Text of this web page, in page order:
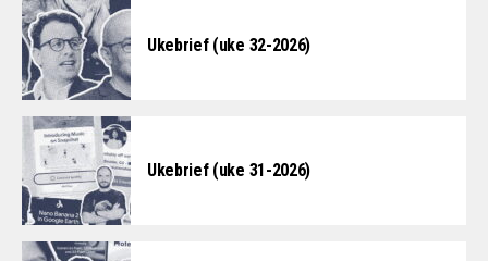
Ukebrief (uke 32-2026)
Ukebrief (uke 31-2026)